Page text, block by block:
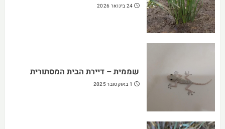
24 בינואר 2026
שממית – דיירת הבית המסתורית
1 באוקטובר 2025